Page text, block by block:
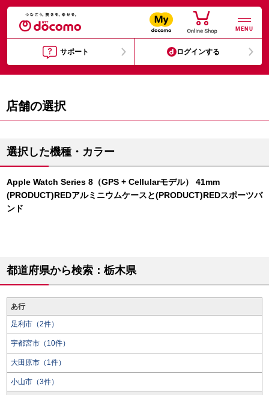
MENU
サポート ログインする
店舗の選択
選択した機種・カラー
Apple Watch Series 8（GPS + Cellularモデル） 41mm
(PRODUCT)REDアルミニウムケースと(PRODUCT)REDスポーツバ
ンド
都道府県から検索：栃木県
あ行
足利市（2件）
宇都宮市（10件）
大田原市（1件）
小山市（3件）